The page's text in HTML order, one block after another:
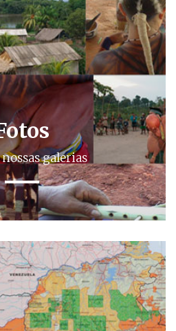
galerias